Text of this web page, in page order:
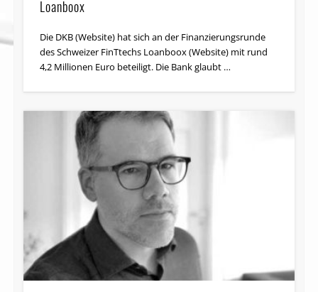
Loanboox
Die DKB (Website) hat sich an der Fi­nan­zie­rungs­run­de
des Schwei­zer FinTtechs Loanboox (Website) mit rund
4,2 Mil­lio­nen Eu­ro be­tei­ligt. Die Bank glaubt …